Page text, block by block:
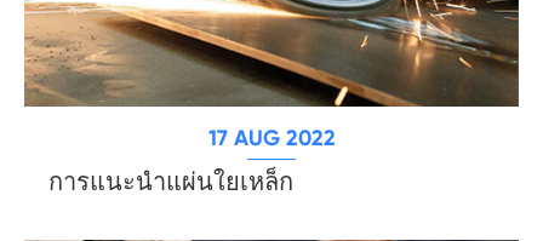
17 AUG 2022
การแนะนำแผ่นใยเหล็ก